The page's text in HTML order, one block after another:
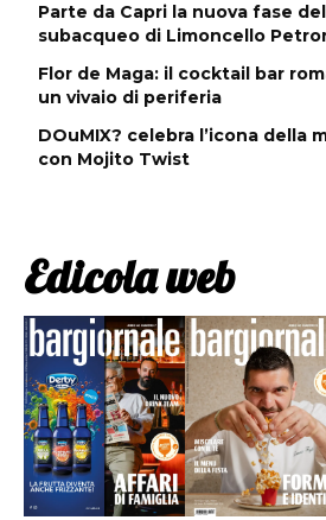
Parte da Capri la nuova fase
subacqueo di Limoncello
Flor de Maga: il cocktail bar
un vivaio di periferia
DOuMIX? celebra l’icona della
con Mojito Twist
Edicola web